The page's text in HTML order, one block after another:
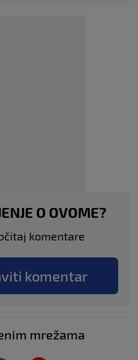
O OVOME?
komentare
komentar
mrežama